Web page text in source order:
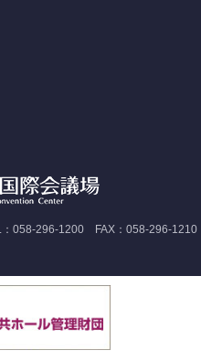
058-296-1200 FAX：058-296-1210